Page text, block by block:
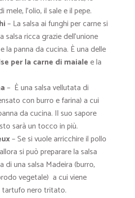
mele, l’olio, il sale e il pepe.
– La salsa ai funghi per carne si
salsa ricca grazie dell’unione
la panna da cucina. È una delle
per la carne di maialee la
– È una salsa vellutata di
con burro e farina) a cui
da cucina. Il suo sapore
sarà un tocco in più.
– Se si vuole arricchire il pollo
si può preparare la salsa
di una salsa Madeira (burro,
vegetale) a cui viene
tartufo nero tritato.